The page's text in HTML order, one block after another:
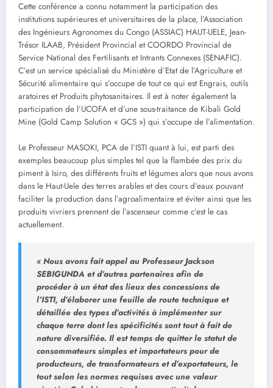
Cette conférence a connu notamment la participation des
institutions supérieures et universitaires de la place, l’Association
des Ingénieurs Agronomes du Congo (ASSIAC) HAUT-UELE, Jean-
Trésor ILAAB, Président Provincial et COORDO Provincial de
Service National des Fertilisants et Intrants Connexes (SENAFIC).
C’est un service spécialisé du Ministère d’Etat de l’Agriculture et
Sécurité alimentaire qui s’occupe de tout ce qui est Engrais, outils
aratoires et Produits phytosanitaires. Il est à noter également la
participation de l’UCOFA et d’une sous-traitance de Kibali Gold
Mine (Gold Camp Solution « GCS ») qui s’occupe de l’alimentation.
Le Professeur MASOKI, PCA de l’ISTI quant à lui, est parti des
exemples beaucoup plus simples tel que la flambée des prix du
piment à Isiro, des différents fruits et légumes alors que nous avons
dans le Haut-Uele des terres arables et des cours d’eaux pouvant
faciliter la production dans l’agroalimentaire et éviter ainsi que les
produits vivriers prennent de l’ascenseur comme c’est le cas
actuellement.
« Nous avons fait appel au Professeur Jackson
SEBIGUNDA et d’autres partenaires afin de
procéder à un état des lieux des concessions de
l’ISTI, d’élaborer une feuille de route technique et
détaillée des types d’activités à implémenter sur
chaque terre dont les spécificités sont tout à fait de
nature diversifiée. Il est temps de quitter le statut de
consommateurs simples et importateurs pour de
producteurs, de transformateurs et d’exportateurs, le
tout selon les normes requises avec une valeur